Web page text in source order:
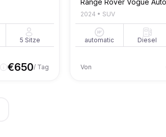
5 Sitze
€650/ Tag
2024 • SUV
automatic Diesel
Von